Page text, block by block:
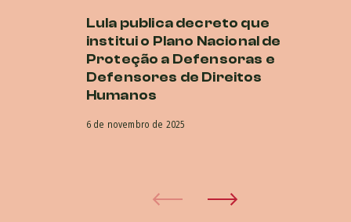
Lula publica decreto que
institui o Plano Nacional de
Proteção a Defensoras e
Defensores de Direitos
Humanos
6 de novembro de 2025